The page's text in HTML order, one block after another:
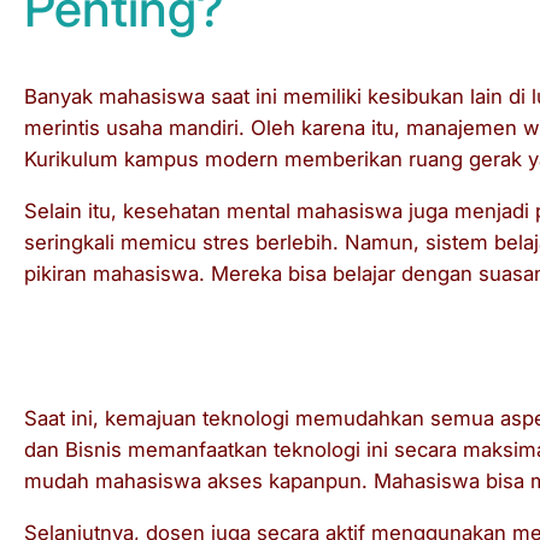
Banyak mahasiswa saat ini memiliki kesibukan lain
merintis usaha mandiri. Oleh karena itu, manajemen
Kurikulum kampus modern memberikan ruang
Selain itu, kesehatan mental mahasiswa juga
seringkali memicu stres berlebih. Namun, sistem
pikiran mahasiswa. Mereka bisa belajar dengan
Saat ini, kemajuan teknologi memudahkan semua
dan Bisnis memanfaatkan teknologi ini secara
mudah mahasiswa akses kapanpun. Mahasiswa
Selanjutnya, dosen juga secara aktif menggunakan